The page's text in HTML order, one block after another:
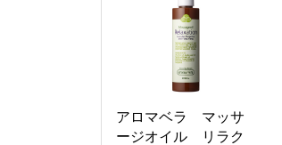
アロマベラ マッサ
ージオイル リラク